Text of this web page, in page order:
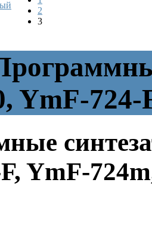
2
3
YmF-
YmF-